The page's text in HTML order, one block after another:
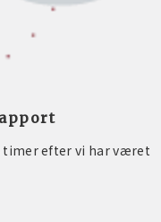
timer efter vi har været